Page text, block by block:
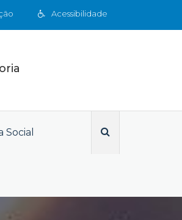
Acessibilidade
Social